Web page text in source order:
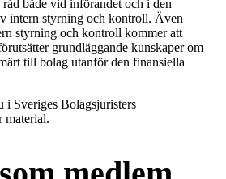
både vid införandet och i den
intern styrning och kontroll. Även
styrning och kontroll kommer att
grundläggande kunskaper om
till bolag utanför den finansiella
i Sveriges Bolagsjuristers
material.